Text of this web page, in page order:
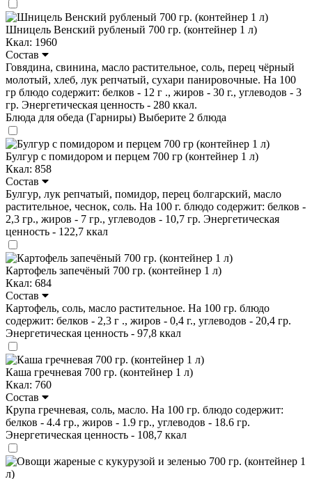
Шницель Венский рубленый 700 гр. (контейнер 1 л)
Ккал: 1960
Состав
Говядина, свинина, масло растительное, соль, перец чёрный
молотый, хлеб, лук репчатый, сухари панировочные. На 100
гр блюдо содержит: белков - 12 г ., жиров - 30 г., углеводов - 3
гр. Энергетическая ценность - 280 ккал.
Блюда для обеда (Гарниры) Выберите 2 блюда
Булгур с помидором и перцем 700 гр (контейнер 1 л)
Ккал: 858
Состав
Булгур, лук репчатый, помидор, перец болгарский, масло
растительное, чеснок, соль. На 100 г. блюдо содержит: белков -
2,3 гр., жиров - 7 гр., углеводов - 10,7 гр. Энергетическая
ценность - 122,7 ккал
Картофель запечёный 700 гр. (контейнер 1 л)
Ккал: 684
Состав
Картофель, соль, масло растительное. На 100 гр. блюдо
содержит: белков - 2,3 г ., жиров - 0,4 г., углеводов - 20,4 гр.
Энергетическая ценность - 97,8 ккал
Каша гречневая 700 гр. (контейнер 1 л)
Ккал: 760
Состав
Крупа гречневая, соль, масло. На 100 гр. блюдо содержит:
белков - 4.4 гр., жиров - 1.9 гр., углеводов - 18.6 гр.
Энергетическая ценность - 108,7 ккал